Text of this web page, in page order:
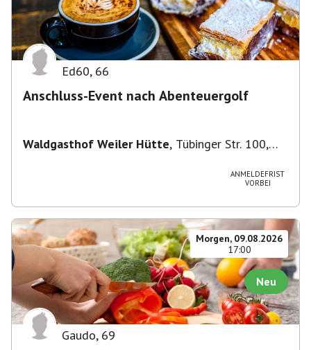
Ed60, 66
Anschluss-Event nach Abenteuergolf
Waldgasthof Weiler Hütte, Tübinger Str. 100,
ANMELDEFRIST
VORBEI
Morgen, 09.08.2026
17:00
Neu
Gaudo, 69